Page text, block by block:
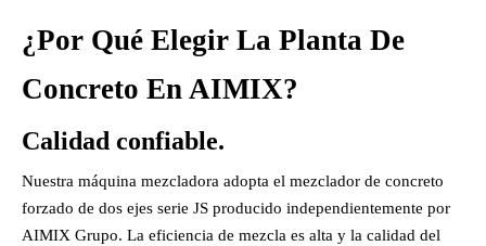
¿Por Qué Elegir La Planta De
Concreto En AIMIX?
Calidad confiable.
Nuestra máquina mezcladora adopta el mezclador de concreto
forzado de dos ejes serie JS producido independientemente por
AIMIX Grupo. La eficiencia de mezcla es alta y la calidad del